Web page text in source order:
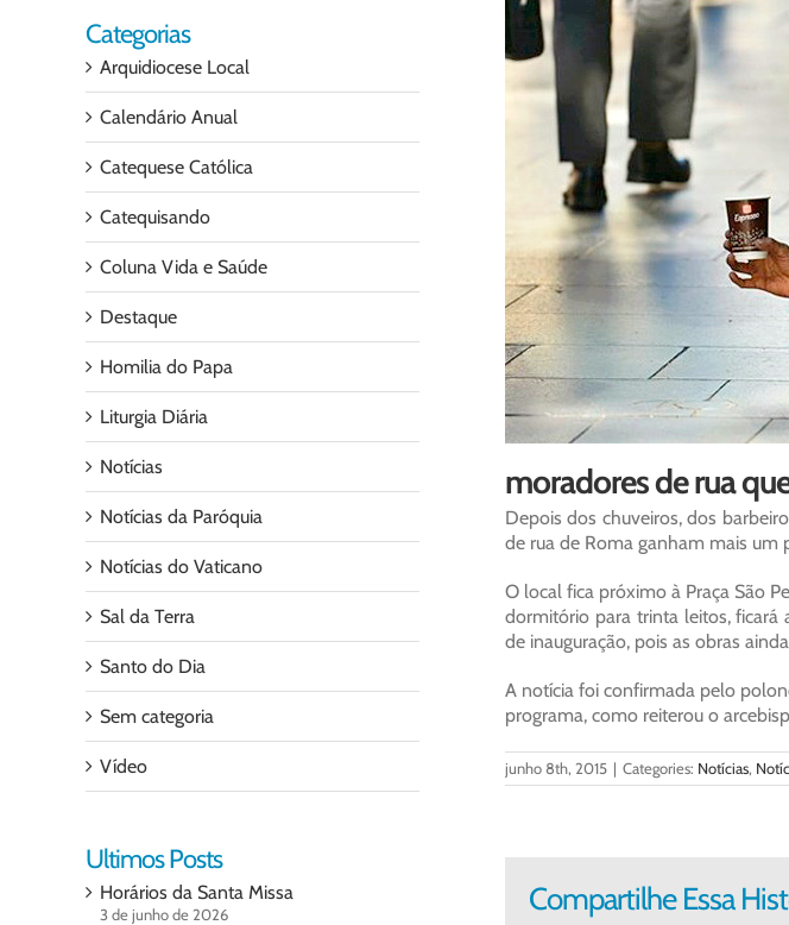
moradores de rua
Depois dos chuveiros, dos
de rua de Roma ganham mais um
O local fica próximo à Praça São
dormitório para trinta leitos, ficará
de inauguração, pois as obras
A notícia foi confirmada pelo
programa, como reiterou o
junho 8th, 2015 | Categories: Notícias,
Compartilhe Essa
Categorias
Arquidiocese Local
Calendário Anual
Catequese Católica
Catequisando
Coluna Vida e Saúde
Destaque
Homilia do Papa
Liturgia Diária
Notícias
Notícias da Paróquia
Notícias do Vaticano
Sal da Terra
Santo do Dia
Sem categoria
Vídeo
Ultimos Posts
Horários da Santa Missa
3 de junho de 2026